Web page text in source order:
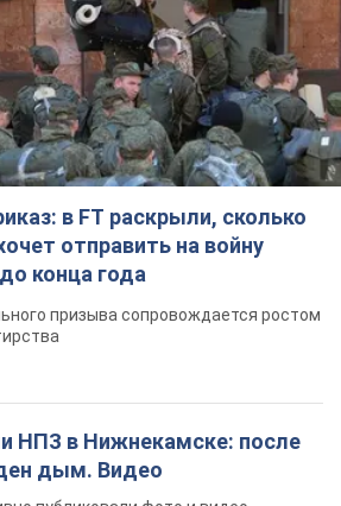
в FT раскрыли, сколько
отправить на войну
конца года
призыва сопровождается ростом
НПЗ в Нижнекамске: после
дым. Видео